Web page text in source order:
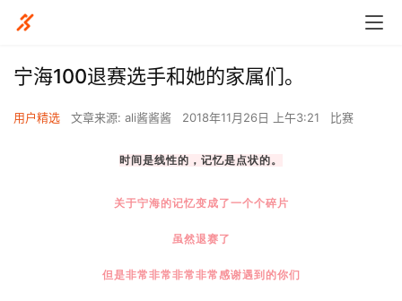
宁海100退赛选手和她的家属们。
用户精选 文章来源: ali酱酱酱 2018年11月26日 上午3:21 比赛
时间是线性的，记忆是点状的。
关于宁海的记忆变成了一个个碎片
虽然退赛了
但是非常非常非常非常感谢遇到的你们